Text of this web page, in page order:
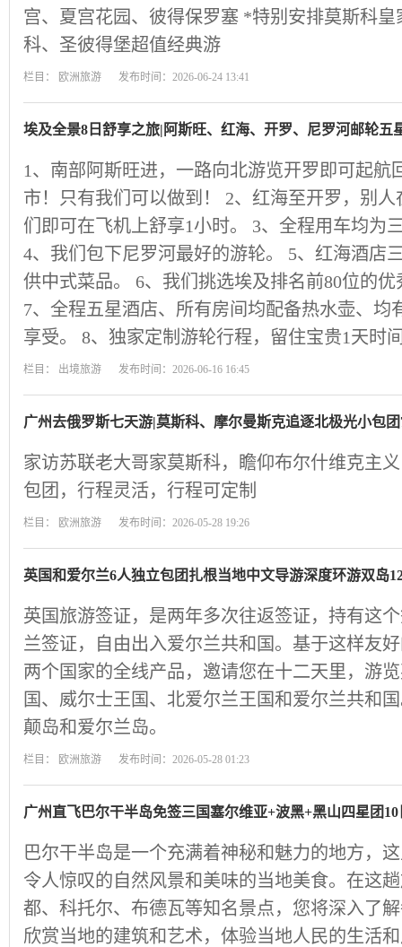
宫、夏宫花园、彼得保罗塞 *特别安排莫斯科
科、圣彼得堡超值经典游
栏目： 欧洲旅游 发布时间：2026-06-24 13:41
埃及全景8日舒享之旅|阿斯旺、红海、开罗、尼罗河邮轮五
1、南部阿斯旺进，一路向北游览开罗即可起航
市！只有我们可以做到！ 2、红海至开罗，别
们即可在飞机上舒享1小时。 3、全程用车均为
4、我们包下尼罗河最好的游轮。 5、红海酒店
供中式菜品。 6、我们挑选埃及排名前80位的
7、全程五星酒店、所有房间均配备热水壶、均
享受。 8、独家定制游轮行程，留住宝贵1天时
栏目： 出境旅游 发布时间：2026-06-16 16:45
广州去俄罗斯七天游|莫斯科、摩尔曼斯克追逐北极光小包
家访苏联老大哥家莫斯科，瞻仰布尔什维克主
包团，行程灵活，行程可定制
栏目： 欧洲旅游 发布时间：2026-05-28 19:26
英国和爱尔兰6人独立包团扎根当地中文导游深度环游双岛
英国旅游签证，是两年多次往返签证，持有这
兰签证，自由出入爱尔兰共和国。基于这样友
两个国家的全线产品，邀请您在十二天里，游
国、威尔士王国、北爱尔兰王国和爱尔兰共和
颠岛和爱尔兰岛。
栏目： 欧洲旅游 发布时间：2026-05-28 01:23
广州直飞巴尔干半岛免签三国塞尔维亚+波黑+黑山四星团10
巴尔干半岛是一个充满着神秘和魅力的地方，
令人惊叹的自然风景和美味的当地美食。在这
都、科托尔、布德瓦等知名景点，您将深入了
欣赏当地的建筑和艺术，体验当地人民的生活